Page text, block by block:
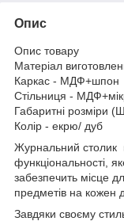
Опис
Опис товару
Матеріал
Каркас - МДФ+шпон
Стільниця -
Габаритні розміри
Колір - екрю/ дуб
Журнальний столик
функціональності,
забезпечить місце
предметів на кожен
Завдяки своєму